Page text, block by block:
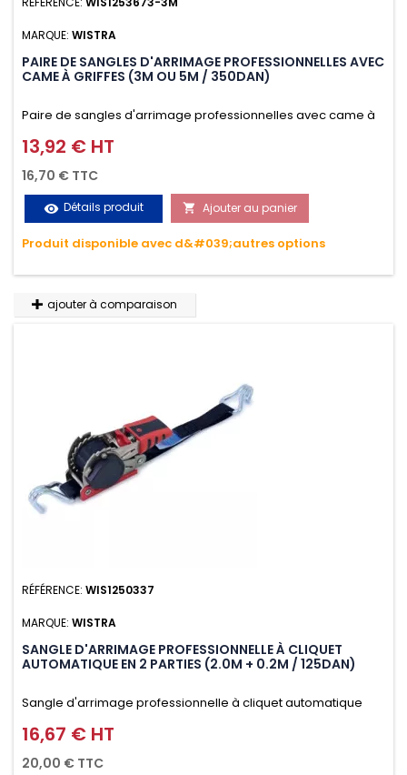
MARQUE: WISTRA
PAIRE DE SANGLES D'ARRIMAGE PROFESSIONNELLES AVEC
CAME À GRIFFES (3M OU 5M / 350DAN)
Paire de sangles d'arrimage professionnelles avec came à
griffes (3M ou 5M / 350daN), simple et rapide d'utilisation.
Permet d'arrimer et de sécuriser vos chargements pendant
le transport. Matière polyester très résistante aux UV et aux
variations de températures, n'absorbe pas l'eau.
Prix
13,92 € HT
16,70 € TTC
visibility Détails produit  Ajouter au panier
Produit disponible avec d&#039;autres options
ajouter à comparaison
RÉFÉRENCE: WIS1250337
MARQUE: WISTRA
SANGLE D'ARRIMAGE PROFESSIONNELLE À CLIQUET
AUTOMATIQUE EN 2 PARTIES (2.0M + 0.2M / 125DAN)
Sangle d'arrimage professionnelle à cliquet automatique
avec crochet deux doigts soudés en J en 2 parties (2.0M +
0.2M / 125daN), simple et rapide d'utilisation. Permet
Prix
16,67 € HT
20,00 € TTC